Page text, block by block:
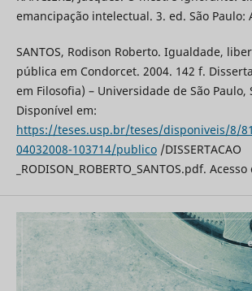
emancipação intelectual. 3. ed. São Paulo:
SANTOS, Rodison Roberto. Igualdade,
pública em Condorcet. 2004. 142 f.
em Filosofia) – Universidade de São Paulo,
Disponível em:
https://teses.usp.br/teses/disponiveis/8/
04032008-103714/publico/DISSERTACAO
_RODISON_ROBERTO_SANTOS.pdf.